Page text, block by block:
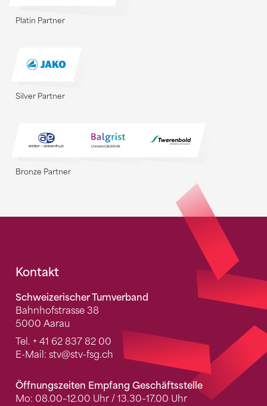
Platin Partner
Silver Partner
Bronze Partner
Fusszeile
Kontakt
Schweizerischer Turnverband
Bahnhofstrasse 38
5000 Aarau
Tel. + 41 62 837 82 00
E-Mail: stv@stv-fsg.ch
Öffnungszeiten Empfang Geschäftsstelle
Mo: 08.00–12.00 Uhr / 13.30–17.00 Uhr